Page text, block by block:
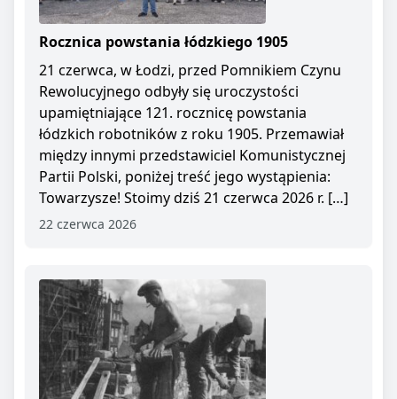
Rocznica powstania łódzkiego 1905
21 czerwca, w Łodzi, przed Pomnikiem Czynu
Rewolucyjnego odbyły się uroczystości
upamiętniające 121. rocznicę powstania
łódzkich robotników z roku 1905. Przemawiał
między innymi przedstawiciel Komunistycznej
Partii Polski, poniżej treść jego wystąpienia:
Towarzysze! Stoimy dziś 21 czerwca 2026 r. […]
22 czerwca 2026